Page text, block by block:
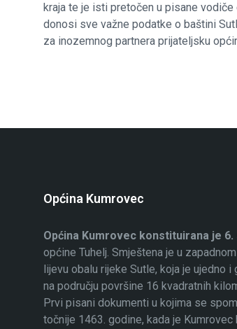
kraja te je isti pretočen u pisane
donosi sve važne podatke o baštini
za inozemnog partnera prijateljsku
Općina Kumrovec
Općina Kumrovec konstituirana je 6.
općine Tuhelj. Smještena je u
lijevu obalu rijeke Sutle, koja je ujedno
na području površine 16 kvadratnih
Prvi pisani dokumenti u kojima se
točnije 1463. godine, kada je